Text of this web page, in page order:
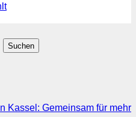
Suchen
Kassel: Gemeinsam für mehr